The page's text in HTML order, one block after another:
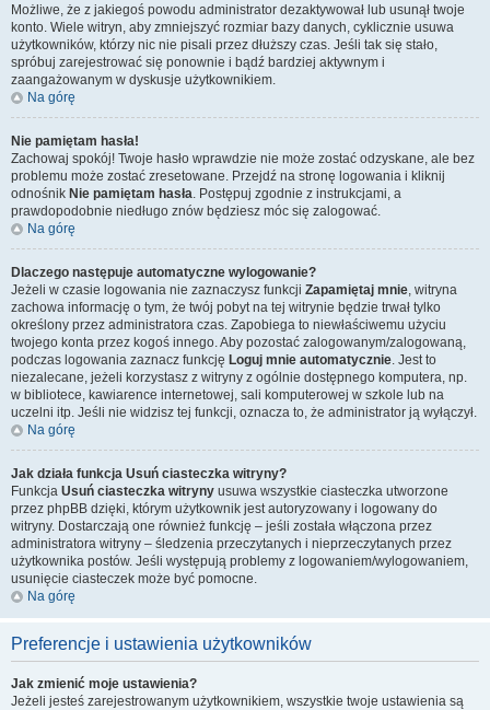
Możliwe, że z jakiegoś powodu administrator dezaktywował lub usunął twoje
konto. Wiele witryn, aby zmniejszyć rozmiar bazy danych, cyklicznie usuwa
użytkowników, którzy nic nie pisali przez dłuższy czas. Jeśli tak się stało,
spróbuj zarejestrować się ponownie i bądź bardziej aktywnym i
zaangażowanym w dyskusje użytkownikiem.
Na górę
Nie pamiętam hasła!
Zachowaj spokój! Twoje hasło wprawdzie nie może zostać odzyskane, ale bez
problemu może zostać zresetowane. Przejdź na stronę logowania i kliknij
odnośnik Nie pamiętam hasła. Postępuj zgodnie z instrukcjami, a
prawdopodobnie niedługo znów będziesz móc się zalogować.
Na górę
Dlaczego następuje automatyczne wylogowanie?
Jeżeli w czasie logowania nie zaznaczysz funkcji Zapamiętaj mnie, witryna
zachowa informację o tym, że twój pobyt na tej witrynie będzie trwał tylko
określony przez administratora czas. Zapobiega to niewłaściwemu użyciu
twojego konta przez kogoś innego. Aby pozostać zalogowanym/zalogowaną,
podczas logowania zaznacz funkcję Loguj mnie automatycznie. Jest to
niezalecane, jeżeli korzystasz z witryny z ogólnie dostępnego komputera, np.
w bibliotece, kawiarence internetowej, sali komputerowej w szkole lub na
uczelni itp. Jeśli nie widzisz tej funkcji, oznacza to, że administrator ją wyłączył.
Na górę
Jak działa funkcja Usuń ciasteczka witryny?
Funkcja Usuń ciasteczka witryny usuwa wszystkie ciasteczka utworzone
przez phpBB dzięki, którym użytkownik jest autoryzowany i logowany do
witryny. Dostarczają one również funkcję – jeśli została włączona przez
administratora witryny – śledzenia przeczytanych i nieprzeczytanych przez
użytkownika postów. Jeśli występują problemy z logowaniem/wylogowaniem,
usunięcie ciasteczek może być pomocne.
Na górę
Preferencje i ustawienia użytkowników
Jak zmienić moje ustawienia?
Jeżeli jesteś zarejestrowanym użytkownikiem, wszystkie twoje ustawienia są